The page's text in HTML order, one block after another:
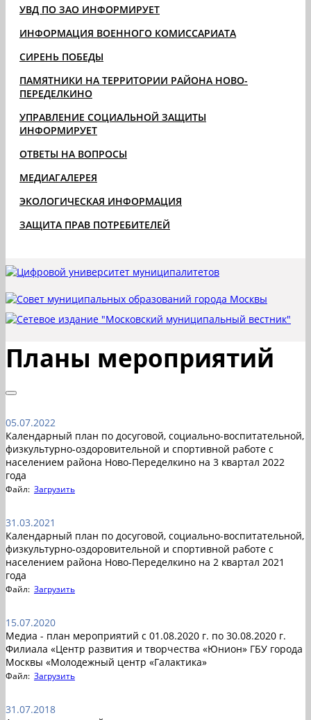
УВД ПО ЗАО ИНФОРМИРУЕТ
ИНФОРМАЦИЯ ВОЕННОГО КОМИССАРИАТА
СИРЕНЬ ПОБЕДЫ
ПАМЯТНИКИ НА ТЕРРИТОРИИ РАЙОНА НОВО-
ПЕРЕДЕЛКИНО
УПРАВЛЕНИЕ СОЦИАЛЬНОЙ ЗАЩИТЫ
ИНФОРМИРУЕТ
ОТВЕТЫ НА ВОПРОСЫ
МЕДИАГАЛЕРЕЯ
ЭКОЛОГИЧЕСКАЯ ИНФОРМАЦИЯ
ЗАЩИТА ПРАВ ПОТРЕБИТЕЛЕЙ
Планы мероприятий
05.07.2022
Календарный план по досуговой, социально-воспитательной,
физкультурно-оздоровительной и спортивной работе с
населением района Ново-Переделкино на 3 квартал 2022
года
Файл: Загрузить
31.03.2021
Календарный план по досуговой, социально-воспитательной,
физкультурно-оздоровительной и спортивной работе с
населением района Ново-Переделкино на 2 квартал 2021
года
Файл: Загрузить
15.07.2020
Медиа - план мероприятий с 01.08.2020 г. по 30.08.2020 г.
Филиала «Центр развития и творчества «Юнион» ГБУ города
Москвы «Молодежный центр «Галактика»
Файл: Загрузить
31.07.2018